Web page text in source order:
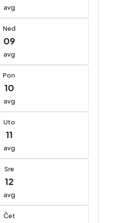
avg
Ned
09
avg
Pon
10
avg
Uto
11
avg
Sre
12
avg
Čet